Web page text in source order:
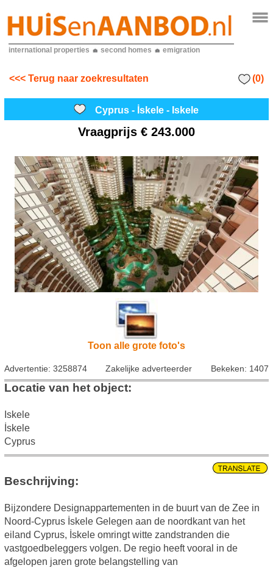
international properties second homes emigration
<<< Terug naar zoekresultaten (0)
Cyprus - İskele - Iskele
Vraagprijs € 243.000
Toon alle grote foto's
Advertentie: 3258874 Zakelijke adverteerder Bekeken: 1407
Locatie van het object:
Iskele
İskele
Cyprus
Beschrijving:
Bijzondere Designappartementen in de buurt van de Zee in
Noord-Cyprus İskele Gelegen aan de noordkant van het
eiland Cyprus, İskele omringt witte zandstranden die
vastgoedbeleggers volgen. De regio heeft vooral in de
afgelopen jaren grote belangstelling van